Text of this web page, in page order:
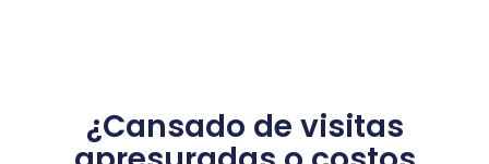
¿Cansado de visitas